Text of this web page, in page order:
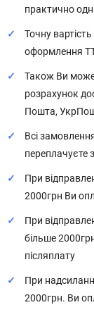
практично
Точну
оформлення
Також Ви
розрахунок
Пошта,
Всі
переплачуєте
При
2000грн Ви
При
більше
післяплату
При
2000грн. Ви